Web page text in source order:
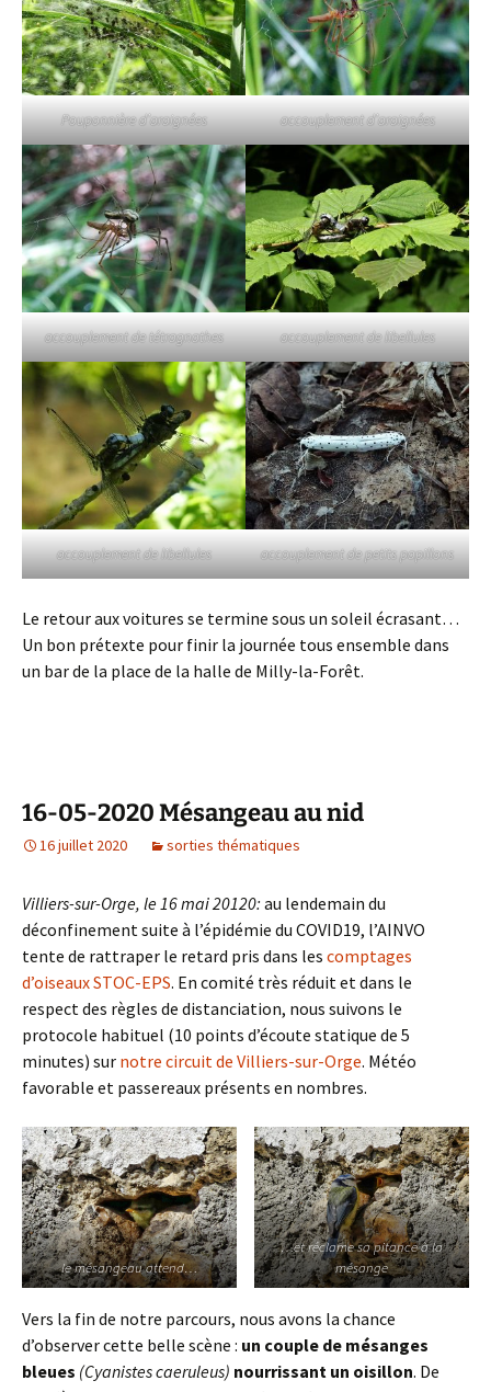
Pouponnière d’araignées accouplement d’araignées
accouplement de tétragnathes accouplement de libellules
accouplement de libellules accouplement de petits papillons
Le retour aux voitures se termine sous un soleil écrasant…
Un bon prétexte pour finir la journée tous ensemble dans
un bar de la place de la halle de Milly-la-Forêt.
16-05-2020 Mésangeau au nid
16 juillet 2020 sorties thématiques
Villiers-sur-Orge, le 16 mai 20120: au lendemain du
déconfinement suite à l’épidémie du COVID19, l’AINVO
tente de rattraper le retard pris dans les comptages
d’oiseaux STOC-EPS. En comité très réduit et dans le
respect des règles de distanciation, nous suivons le
protocole habituel (10 points d’écoute statique de 5
minutes) sur notre circuit de Villiers-sur-Orge. Météo
favorable et passereaux présents en nombres.
le mésangeau attend…
…et réclame sa pitance à la
mésange
Vers la fin de notre parcours, nous avons la chance
d’observer cette belle scène : un couple de mésanges
bleues (Cyanistes caeruleus) nourrissant un oisillon. De